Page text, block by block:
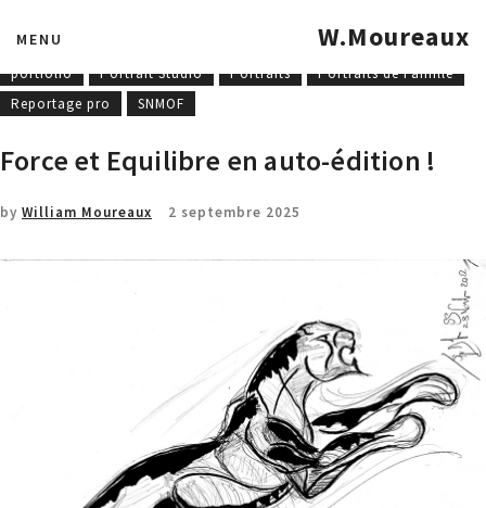
MENU W.Moureaux
mannequinat
Photographies industrielles
portfolio
Portrait Studio Portraits
Portraits de Famille
Reportage pro
SNMOF
Force et Equilibre en auto-édition !
by William Moureaux 2 septembre 2025